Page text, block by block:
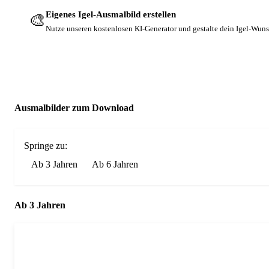
🎨Eigenes Igel-Ausmalbild erstellen
Nutze unseren kostenlosen KI-Generator und gestalte dein Igel-
Ausmalbilder zum Download
Springe zu:
Ab 3 Jahren
Ab 6 Jahren
Ab 3 Jahren